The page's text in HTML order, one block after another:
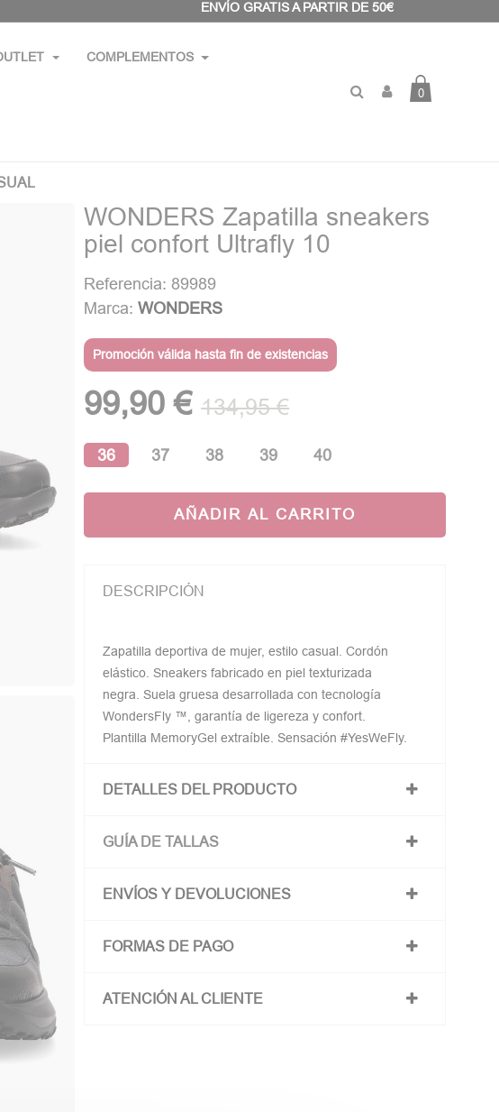
ENVÍO GRATIS A PARTIR DE 50€
COMPLEMENTOS
0
WONDERS Zapatilla sneakers
piel confort Ultrafly 10
Referencia: 89989
Marca:WONDERS
Promoción válida hasta fin de existencias
99,90 € 134,95 €
36 37 38 39 40
AÑADIR AL CARRITO
DESCRIPCIÓN
Zapatilla deportiva de mujer, estilo casual. Cordón
elástico. Sneakers fabricado en piel texturizada
negra. Suela gruesa desarrollada con tecnología
WondersFly ™, garantía de ligereza y confort.
Plantilla MemoryGel extraíble. Sensación #YesWeFly.
DETALLES DEL PRODUCTO
GUÍA DE TALLAS
ENVÍOS Y DEVOLUCIONES
FORMAS DE PAGO
ATENCIÓN AL CLIENTE